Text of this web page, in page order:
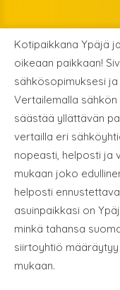
Kotipaikkana Ypäjä
oikeaan paikkaan!
sähkösopimuksesi
Vertailemalla
säästää yllättävän
vertailla eri
nopeasti, helposti ja
mukaan joko
helposti
asuinpaikkasi on
minkä tahansa
siirtoyhtiö
mukaan.